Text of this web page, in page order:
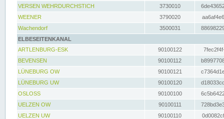
VERSEN WEHRDURCHSTICH
3730010
WEENER
3790020
Wachendorf
3500031
ELBESEITENKANAL
ARTLENBURG-ESK
90100122
BEVENSEN
90100112
LÜNEBURG OW
90100121
LÜNEBURG UW
90100120
OSLOSS
90100100
UELZEN OW
90100111
UELZEN UW
90100110